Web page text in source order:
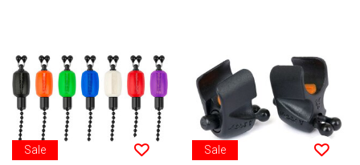
Sale Sale